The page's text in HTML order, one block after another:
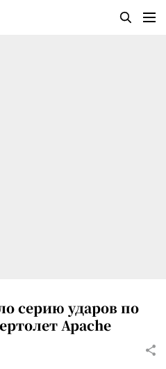
серию ударов по
Apache